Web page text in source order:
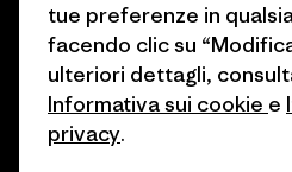
© 2026 Patagonia, Inc. All Rights
tue preferenze in
facendo clic su
ulteriori dettagli,
Informativa sui cookie e
privacy.